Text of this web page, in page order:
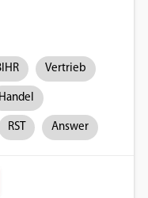
Vertrieb
Handel
RST Answer